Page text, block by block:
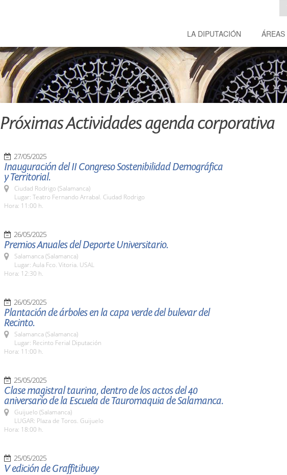
LA DIPUTACIÓN
Próximas Actividades agenda corporativa
27/05/2025
Inauguración del II Congreso Sostenibilidad Demográfica
y Territorial.
Ciudad Rodrigo (Salamanca)
Lugar: Teatro Fernando Arrabal. Ciudad Rodrigo
Hora: 11:00 h.
26/05/2025
Premios Anuales del Deporte Universitario.
Salamanca (Salamanca)
Lugar: Aula Fco. Vitoria. USAL
Hora: 12:30 h.
26/05/2025
Plantación de árboles en la capa verde del bulevar del
Recinto.
Salamanca (Salamanca)
Lugar: Recinto Ferial Diputación
Hora: 11:00 h.
25/05/2025
Clase magistral taurina, dentro de los actos del 40
aniversario de la Escuela de Tauromaquia de Salamanca.
Guijuelo (Salamanca)
LUGAR: Plaza de Toros. Guijuelo
Hora: 18:00 h.
25/05/2025
V edición de Graffitibuey